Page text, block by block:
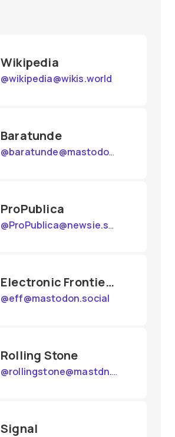
Wikipedia
@wikipedia@wikis.world
Baratunde
@baratunde@mastodon.social
ProPublica
@ProPublica@newsie.social
Electronic Frontier Foundation
@eff@mastodon.social
Rolling Stone
@rollingstone@mastdn.social
Signal